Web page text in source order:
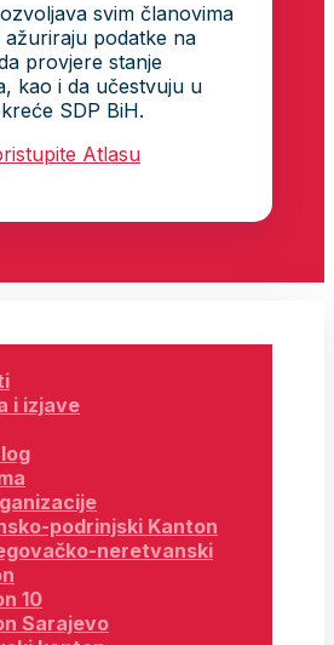
svim članovima
podatke na
provjere stanje
kao i da učestvuju u
SDP BiH.
Atlasu
i izjave
podrinjski Kanton
neretvanski
10
Sarajevo